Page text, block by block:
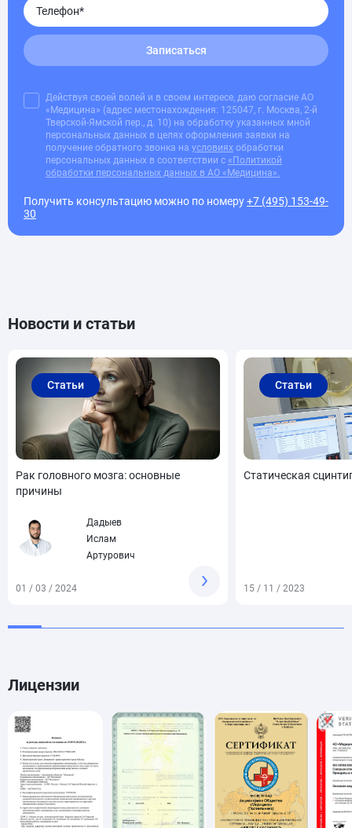
Записаться
Действуя своей волей и в своем интересе, даю согласие АО
«Медицина» (адрес местонахождения: 125047, г. Москва, 2-й
Тверской-Ямской пер., д. 10) на обработку указанных мной
персональных данных в целях оформления заявки на
получение обратного звонка на условиях обработки
персональных данных в соответствии с «Политикой
обработки персональных данных в АО «Медицина».
Получить консультацию можно по номеру+7 (495) 153-49-
30
Новости и статьи
Статьи
Рак головного мозга: основные
причины
Дадыев
Ислам
Артурович
01 / 03 / 2024
Статьи
Статическая
15 / 11 / 2023
Лицензии